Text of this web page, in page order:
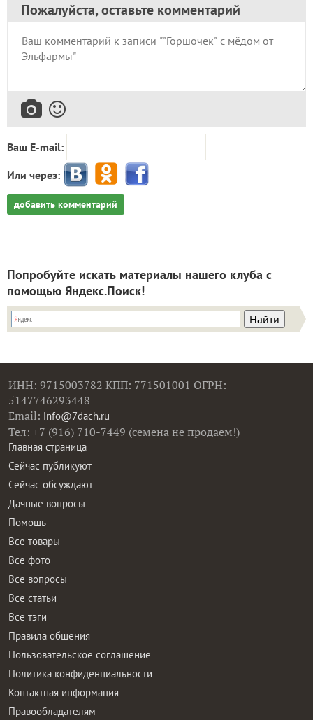
Пожалуйста, оставьте комментарий
Ваш E-mail:
Или через:
добавить комментарий
Попробуйте искать материалы нашего клуба с
помощью Яндекс.Поиск!
ИНН: 9715003782 КПП: 771501001 ОГРН:
5147746293448
Email: info@7dach.ru
Тел: +7 (916) 710-7449 (семена не продаем!)
Главная страница
Сейчас публикуют
Сейчас обсуждают
Дачные вопросы
Помощь
Все товары
Все фото
Все вопросы
Все статьи
Все тэги
Правила общения
Пользовательское соглашение
Политика конфиденциальности
Контактная информация
Правообладателям